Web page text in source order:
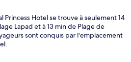
Princess Hotel se trouve à seulement 14
Lapad et à 13 min de Plage de
sont conquis par l'emplacement